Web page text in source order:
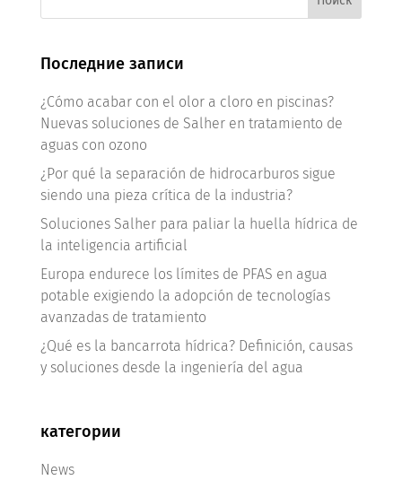
Последние записи
¿Cómo acabar con el olor a cloro en piscinas?
Nuevas soluciones de Salher en tratamiento de
aguas con ozono
¿Por qué la separación de hidrocarburos sigue
siendo una pieza crítica de la industria?
Soluciones Salher para paliar la huella hídrica de
la inteligencia artificial
Europa endurece los límites de PFAS en agua
potable exigiendo la adopción de tecnologías
avanzadas de tratamiento
¿Qué es la bancarrota hídrica? Definición, causas
y soluciones desde la ingeniería del agua
категории
News